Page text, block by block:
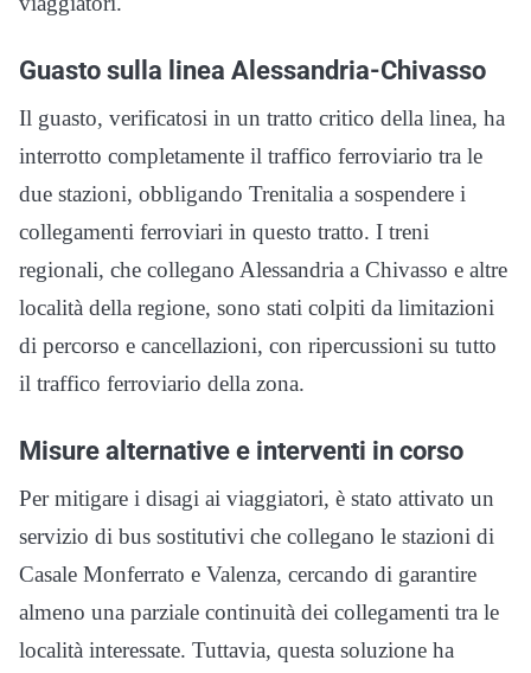
Guasto sulla linea Alessandria-Chivasso
Il guasto, verificatosi in un tratto critico della linea, ha
interrotto completamente il traffico ferroviario tra le
due stazioni, obbligando Trenitalia a sospendere i
collegamenti ferroviari in questo tratto. I treni
regionali, che collegano Alessandria a Chivasso e altre
località della regione, sono stati colpiti da limitazioni
di percorso e cancellazioni, con ripercussioni su tutto
il traffico ferroviario della zona.
Misure alternative e interventi in corso
Per mitigare i disagi ai viaggiatori, è stato attivato un
servizio di bus sostitutivi che collegano le stazioni di
Casale Monferrato e Valenza, cercando di garantire
almeno una parziale continuità dei collegamenti tra le
località interessate. Tuttavia, questa soluzione ha